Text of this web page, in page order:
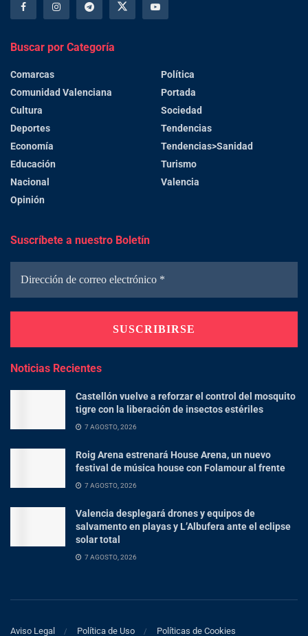
Buscar por Categoría
Comarcas
Comunidad Valenciana
Cultura
Deportes
Economía
Educación
Nacional
Opinión
Política
Portada
Sociedad
Tendencias
Tendencias>Sanidad
Turismo
Valencia
Suscríbete a nuestro Boletín
Noticias Recientes
Castellón vuelve a reforzar el control del mosquito
tigre con la liberación de insectos estériles
7 AGOSTO, 2026
Roig Arena estrenará House Arena, un nuevo
festival de música house con Folamour al frente
7 AGOSTO, 2026
Valencia desplegará drones y equipos de
salvamento en playas y L’Albufera ante el eclipse
solar total
7 AGOSTO, 2026
Aviso Legal Política de Uso Políticas de Cookies